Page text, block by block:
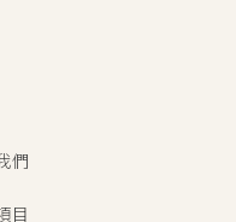
們
目